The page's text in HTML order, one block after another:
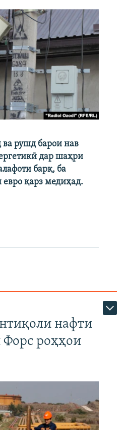
рушд барои нав
дар шаҳри
барқ, ба
қарз медиҳад.
нафти
роҳҳои